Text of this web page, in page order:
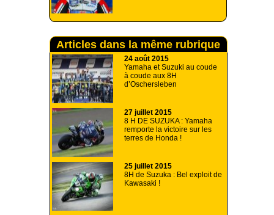
Articles dans la même rubrique
24 août 2015
Yamaha et Suzuki au coude
à coude aux 8H
d’Oschersleben
27 juillet 2015
8 H DE SUZUKA : Yamaha
remporte la victoire sur les
terres de Honda !
25 juillet 2015
8H de Suzuka : Bel exploit de
Kawasaki !